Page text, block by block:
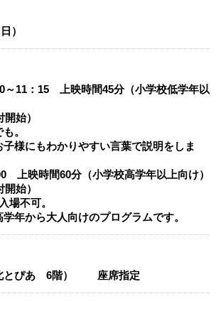
）
～11：15 上映時間45分（小学校低学年以
始）
。
様にもわかりやすい言葉で説明をしま
上映時間60分（小学校高学年以上向け）
始）
場不可。
年から大人向けのプログラムです。​​
北とぴあ 6階） 座席指定